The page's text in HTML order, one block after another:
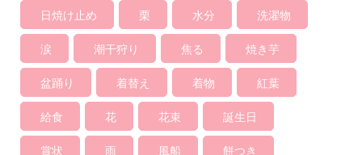
日焼け止め 栗 水分 洗濯物
涙 潮干狩り 焦る 焼き芋
盆踊り 着替え 着物 紅葉
給食 花 花束 誕生日
賞状 雨 風船 餅つき